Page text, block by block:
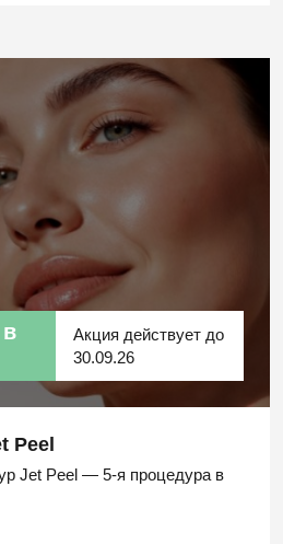
Акция действует до
30.09.26
Peel
Jet Peel — 5-я процедура в